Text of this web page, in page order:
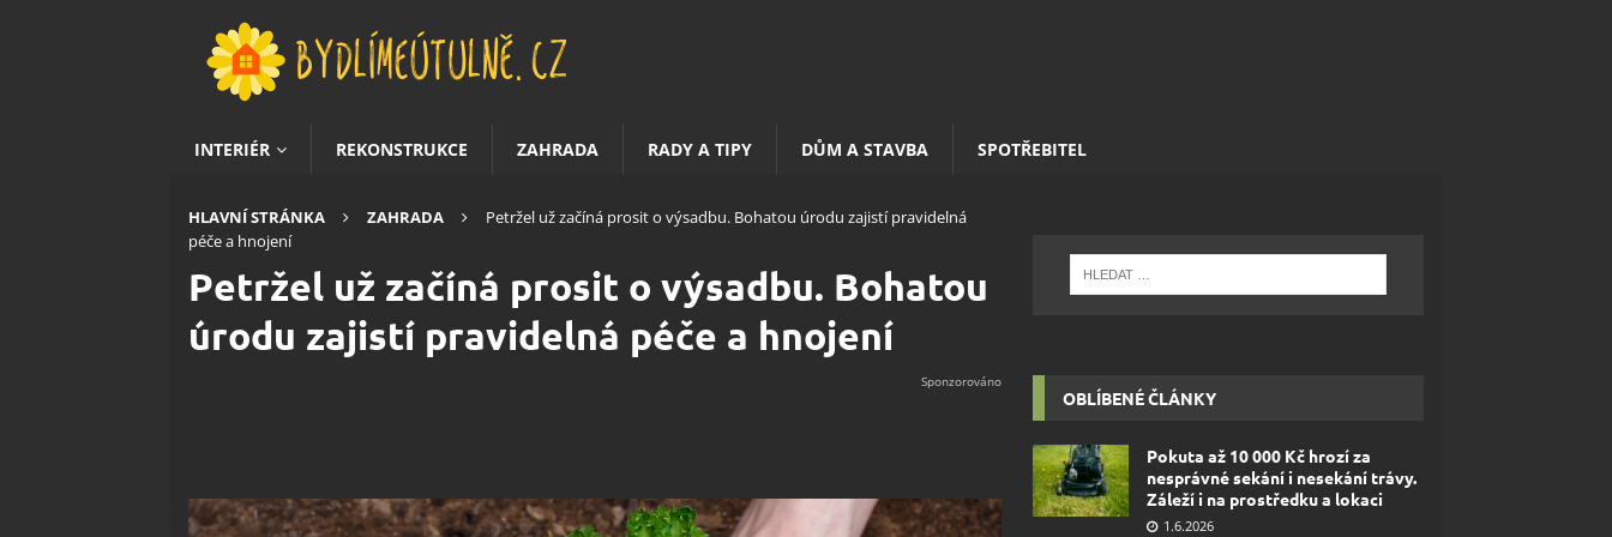
INTERIÉR REKONSTRUKCE ZAHRADA RADY A TIPY DŮM A STAVBA SPOTŘEBITEL
HLAVNÍ STRÁNKA ZAHRADA
Petržel už začíná prosit o výsadbu. Bohatou úrodu zajistí pravidelná
péče a hnojení
Petržel už začíná prosit o výsadbu. Bohatou
úrodu zajistí pravidelná péče a hnojení
OBLÍBENÉ ČLÁNKY
Pokuta až 10 000 Kč hrozí za
nesprávné sekání i nesekání trávy.
Záleží i na prostředku a lokaci
1.6.2026